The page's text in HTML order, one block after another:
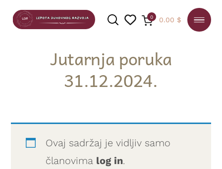
PRETRAGA
0 0.00 $
Jutarnja poruka
31.12.2024.
Ovaj sadržaj je vidljiv samo
članovima log in.